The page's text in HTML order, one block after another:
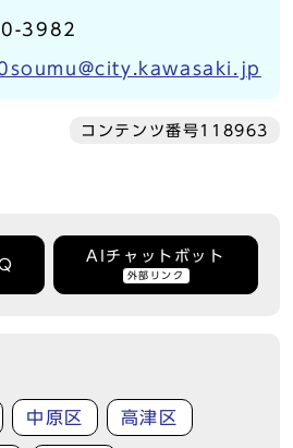
3982
コンテンツ番号118963
AIチャットボット
外部リンク
中原区 高津区